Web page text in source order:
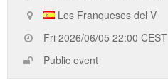
Les Franqueses del V
Fri 2026/06/05 22:00 CEST
Public event